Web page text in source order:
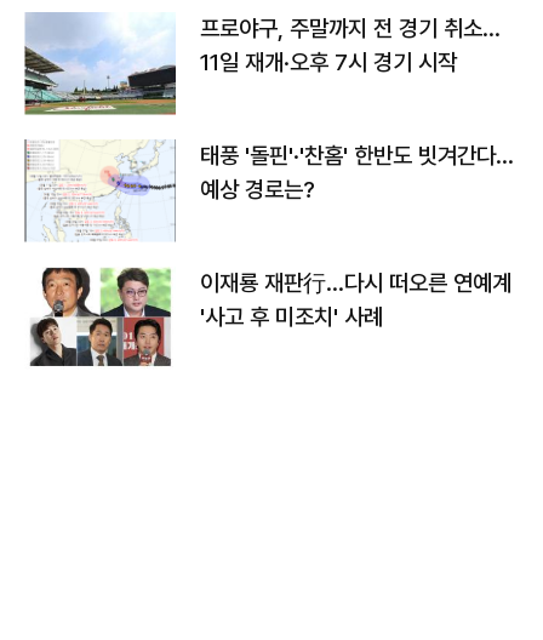
프로야구, 주말까지 전 경기 취소…
11일 재개·오후 7시 경기 시작
태풍 '돌핀'·'찬홈' 한반도 빗겨간다…
예상 경로는?
이재룡 재판行…다시 떠오른 연예계
'사고 후 미조치' 사례